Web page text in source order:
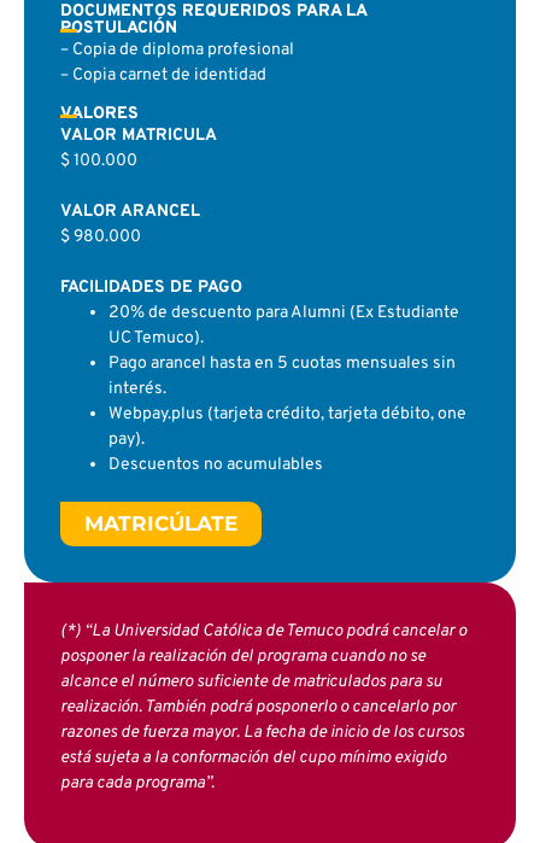
DOCUMENTOS REQUERIDOS PARA LA
POSTULACIÓN
– Copia de diploma profesional
– Copia carnet de identidad
VALORES
VALOR MATRICULA
$ 100.000
VALOR ARANCEL
$ 980.000
FACILIDADES DE PAGO
20% de descuento para Alumni (Ex Estudiante
UC Temuco).
Pago arancel hasta en 5 cuotas mensuales sin
interés.
Webpay.plus (tarjeta crédito, tarjeta débito, one
pay).
Descuentos no acumulables
MATRICÚLATE
(*) “La Universidad Católica de Temuco podrá cancelar o
posponer la realización del programa cuando no se
alcance el número suficiente de matriculados para su
realización. También podrá posponerlo o cancelarlo por
razones de fuerza mayor. La fecha de inicio de los cursos
está sujeta a la conformación del cupo mínimo exigido
para cada programa”.